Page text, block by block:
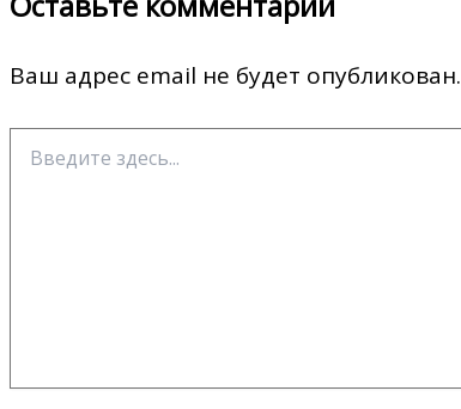
Ваш адрес email не будет опубликован.
здесь...